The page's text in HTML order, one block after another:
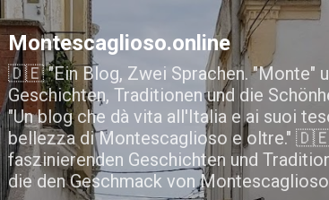
Direkt zum Hauptbereich
Montescaglioso.online
🇩🇪 "Ein Blog, Zwei Sprachen. "Monte"
Geschichten, Traditionen und die
"Un blog che dà vita all'Italia e ai suoi
bellezza di Montescaglioso e oltre."
faszinierenden Geschichten und
die den Geschmack von